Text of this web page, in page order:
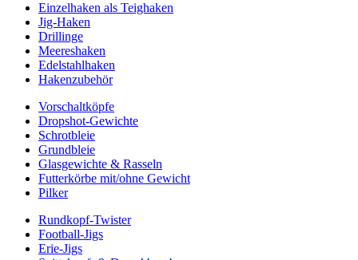
Einzelhaken als Teighaken
Jig-Haken
Drillinge
Meereshaken
Edelstahlhaken
Hakenzubehör
Vorschaltköpfe
Dropshot-Gewichte
Schrotbleie
Grundbleie
Glasgewichte & Rasseln
Futterkörbe mit/ohne Gewicht
Pilker
Rundkopf-Twister
Football-Jigs
Erie-Jigs